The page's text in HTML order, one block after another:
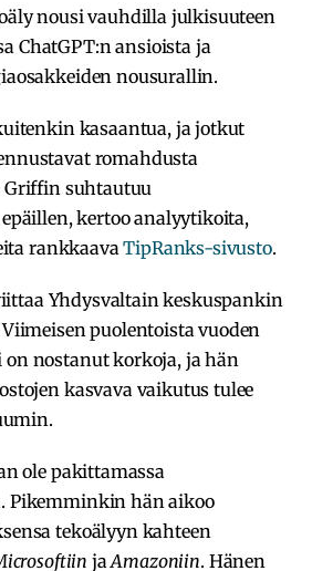
nousi vauhdilla julkisuuteen
ChatGPT:n ansioista ja
nousurallin.
kasaantua, ja jotkut
romahdusta
Griffin suhtautuu
kertoo analyytikoita,
rankkaavaTipRanks-sivusto.
Yhdysvaltain keskuspankin
puolentoista vuoden
nostanut korkoja, ja hän
kasvava vaikutus tulee
ole pakittamassa
Pikemminkin hän aikoo
tekoälyyn kahteen
jaAmazoniin. Hänen